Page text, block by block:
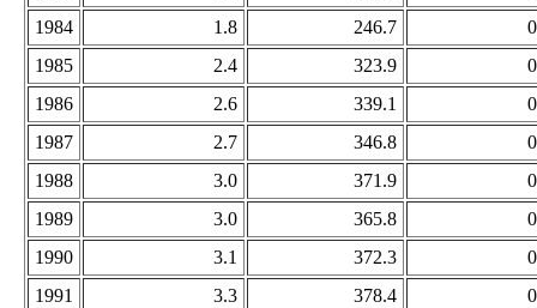
1984
1.8 246.7
1985
2.4 323.9
1986
2.6 339.1
1987
2.7 346.8
1988
3.0 371.9
1989
3.0 365.8
1990
3.1 372.3
1991
3.3 378.4